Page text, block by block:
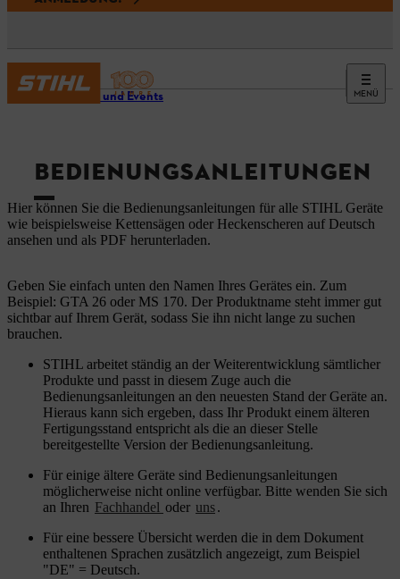
MENÜ
Service und Events
BEDIENUNGSANLEITUNGEN
Hier können Sie die Bedienungsanleitungen für alle STIHL Geräte
wie beispielsweise Kettensägen oder Heckenscheren auf Deutsch
ansehen und als PDF herunterladen.
Geben Sie einfach unten den Namen Ihres Gerätes ein. Zum
Beispiel: GTA 26 oder MS 170. Der Produktname steht immer gut
sichtbar auf Ihrem Gerät, sodass Sie ihn nicht lange zu suchen
brauchen.
STIHL arbeitet ständig an der Weiterentwicklung sämtlicher
Produkte und passt in diesem Zuge auch die
Bedienungsanleitungen an den neuesten Stand der Geräte an.
Hieraus kann sich ergeben, dass Ihr Produkt einem älteren
Fertigungsstand entspricht als die an dieser Stelle
bereitgestellte Version der Bedienungsanleitung.
Für einige ältere Geräte sind Bedienungsanleitungen
möglicherweise nicht online verfügbar. Bitte wenden Sie sich
an Ihren Fachhandel oder uns.
Für eine bessere Übersicht werden die in dem Dokument
enthaltenen Sprachen zusätzlich angezeigt, zum Beispiel
"DE" = Deutsch.